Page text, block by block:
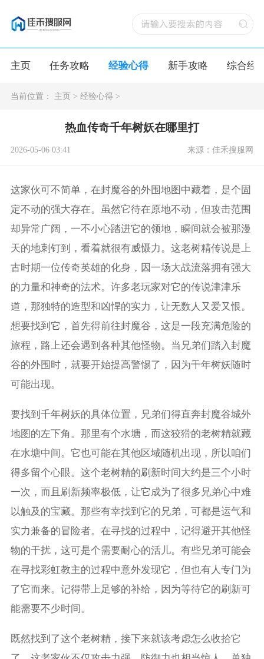
主页 任务攻略 经验心得 新手攻略 综合经
当前位置： 主页> 经验心得>
热血传奇千年树妖在哪里打
2026-05-06 03:41 来源：佳禾搜服网
这家伙可不简单，在封魔谷的外围地图中藏着，是个固
定不动的强大存在。虽然它待在原地不动，但攻击范围
却异常广阔，一不小心踏进它的领地，瞬间就会被那漫
天的地刺钉到，看着就很有威慑力。这老树精传说是上
古时期一位传奇英雄的化身，因一场大战流落拥有强大
的力量和神奇的法术。许多老玩家对它的传说津津乐
道，那独特的造型和凶悍的实力，让无数人又爱又恨。
想要找到它，首先得前往封魔谷，这是一段充满危险的
旅程，路上还会遇到各种其他怪物。当兄弟们踏入封魔
谷的外围时，就要开始提高警惕了，因为千年树妖随时
可能出现。
要找到千年树妖的具体位置，兄弟们得直奔封魔谷城外
地图的左下角。那里有个水塘，而这狡猾的老树精就藏
在水塘中间。它也可能在其他区域随机出现，所以咱们
得多留个心眼。这个老树精的刷新时间大约是三个小时
一次，而且刷新频率极低，让它成为了很多兄弟心中难
以触及的宝藏。那些有幸找到它的兄弟，可都是运气和
实力兼备的冒险者。在寻找的过程中，记得避开其他怪
物的干扰，这可是个需要耐心的活儿。有些兄弟可能会
在寻找彩虹教主的过程中意外发现它，但也有人专门为
了它而来。记得带上足够的补给，因为等待它的刷新可
能需要不少时间。
既然找到了这个老树精，接下来就该考虑怎么收拾它